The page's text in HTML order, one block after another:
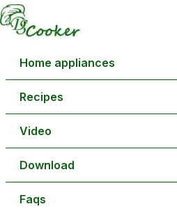
au
contenu
Home appliances
Recipes
Video
Download
Faqs